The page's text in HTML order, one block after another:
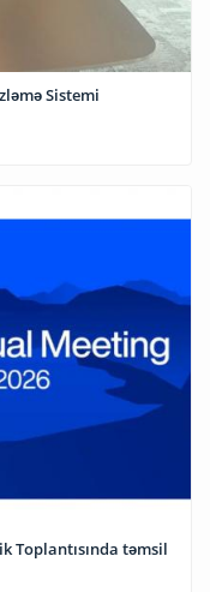
Sistemi
Toplantısında təmsil